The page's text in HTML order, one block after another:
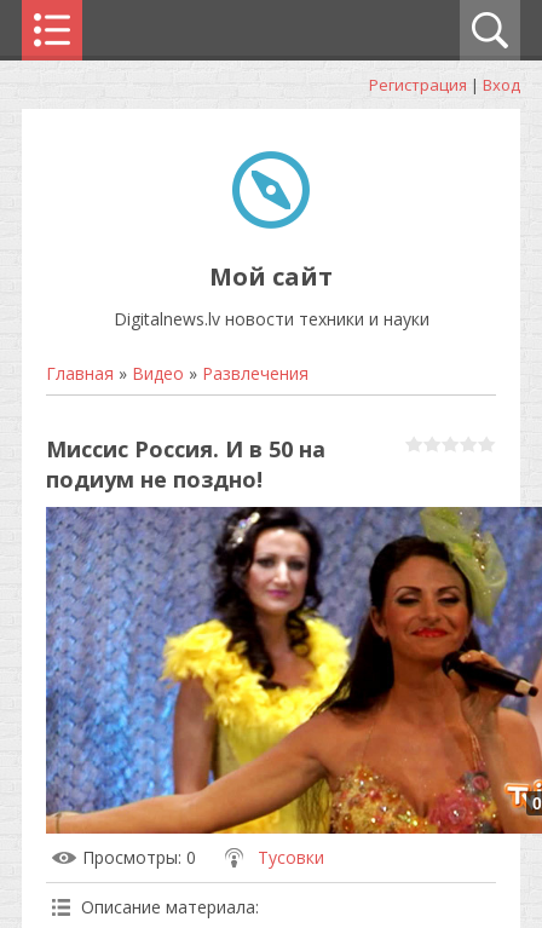
Регистрация | Вход
Мой сайт
Digitalnews.lv новости техники и науки
Главная » Видео » Развлечения
Миссис Россия. И в 50 на
подиум не поздно!
Просмотры: 0 Тусовки
Описание материала: